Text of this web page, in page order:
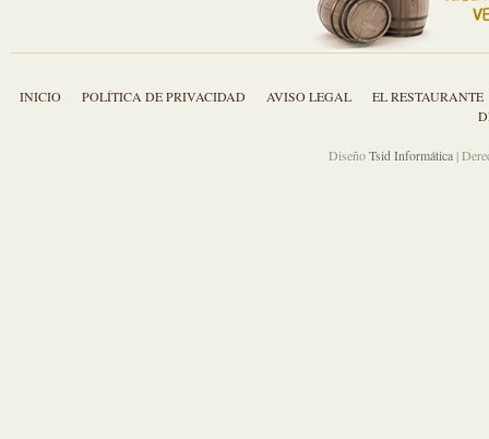
INICIO POLÍTICA DE PRIVACIDAD AVISO LEGAL
EL RESTAURANTE
DiseñoTsid Informática|